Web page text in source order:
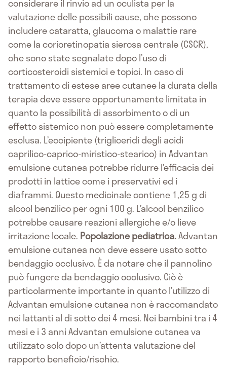
considerare il rinvio ad un oculista per la
valutazione delle possibili cause, che possono
includere cataratta, glaucoma o malattie rare
come la corioretinopatia sierosa centrale (CSCR),
che sono state segnalate dopo l’uso di
corticosteroidi sistemici e topici. In caso di
trattamento di estese aree cutanee la durata della
terapia deve essere opportunamente limitata in
quanto la possibilità di assorbimento o di un
effetto sistemico non può essere completamente
esclusa. L’eccipiente (trigliceridi degli acidi
caprilico-caprico-miristico-stearico) in Advantan
emulsione cutanea potrebbe ridurre l’efficacia dei
prodotti in lattice come i preservativi ed i
diaframmi. Questo medicinale contiene 1,25 g di
alcool benzilico per ogni 100 g. L’alcool benzilico
potrebbe causare reazioni allergiche e/o lieve
irritazione locale. Popolazione pediatrica.Advantan
emulsione cutanea non deve essere usato sotto
bendaggio occlusivo. È da notare che il pannolino
può fungere da bendaggio occlusivo. Ciò è
particolarmente importante in quanto l’utilizzo di
Advantan emulsione cutanea non è raccomandato
nei lattanti al di sotto dei 4 mesi. Nei bambini tra i 4
mesi e i 3 anni Advantan emulsione cutanea va
utilizzato solo dopo un’attenta valutazione del
rapporto beneficio/rischio.